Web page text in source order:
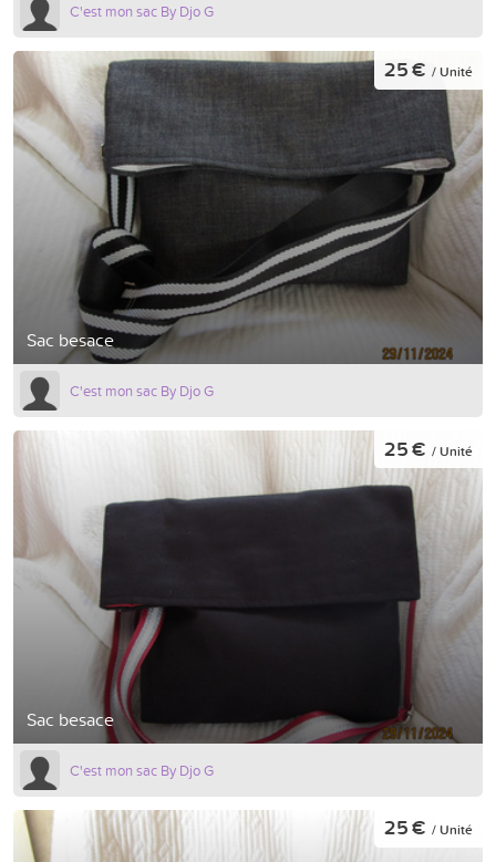
C'est mon sac By Djo G
Sac besace
25 € / Unité
C'est mon sac By Djo G
Sac besace
25 € / Unité
C'est mon sac By Djo G
25 € / Unité